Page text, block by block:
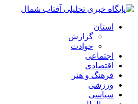
استان
گزارش
حوادث
اجتماعی
اقتصادی
فرهنگ و هنر
ورزشی
سیاسی